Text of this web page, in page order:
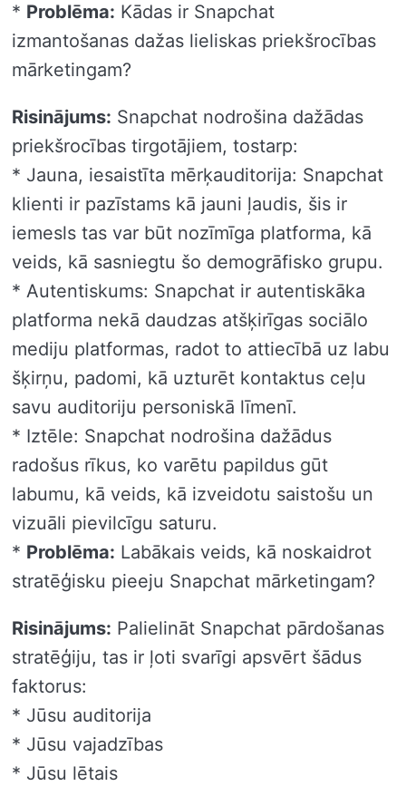
* Problēma: Kādas ir Snapchat
izmantošanas dažas lieliskas priekšrocības
mārketingam?
Risinājums: Snapchat nodrošina dažādas
priekšrocības tirgotājiem, tostarp:
* Jauna, iesaistīta mērķauditorija: Snapchat
klienti ir pazīstams kā jauni ļaudis, šis ir
iemesls tas var būt nozīmīga platforma, kā
veids, kā sasniegtu šo demogrāfisko grupu.
* Autentiskums: Snapchat ir autentiskāka
platforma nekā daudzas atšķirīgas sociālo
mediju platformas, radot to attiecībā uz labu
šķirņu, padomi, kā uzturēt kontaktus ceļu
savu auditoriju personiskā līmenī.
* Iztēle: Snapchat nodrošina dažādus
radošus rīkus, ko varētu papildus gūt
labumu, kā veids, kā izveidotu saistošu un
vizuāli pievilcīgu saturu.
* Problēma: Labākais veids, kā noskaidrot
stratēģisku pieeju Snapchat mārketingam?
Risinājums: Palielināt Snapchat pārdošanas
stratēģiju, tas ir ļoti svarīgi apsvērt šādus
faktorus:
* Jūsu auditorija
* Jūsu vajadzības
* Jūsu lētais